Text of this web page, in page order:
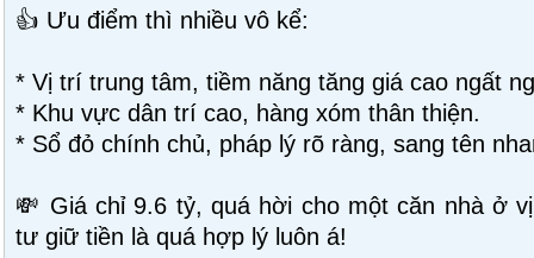
👍 Ưu điểm thì nhiều vô kể:
* Vị trí trung tâm, tiềm năng tăng giá cao ngất
* Khu vực dân trí cao, hàng xóm thân thiện.
* Sổ đỏ chính chủ, pháp lý rõ ràng, sang tên
💸 Giá chỉ 9.6 tỷ, quá hời cho một căn nhà ở
tư giữ tiền là quá hợp lý luôn á!